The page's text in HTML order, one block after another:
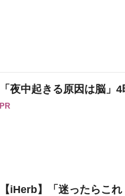
「夜中起きる原因は脳」
PR
【iHerb】「迷ったらこ